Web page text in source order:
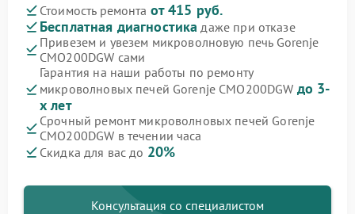
Стоимость ремонта от 415 руб.
Бесплатная диагностика даже при отказе
Привезем и увезем микроволновую печь Gorenje
CMO200DGW сами
Гарантия на наши работы по ремонту
микроволновых печей Gorenje CMO200DGW до 3-
х лет
Срочный ремонт микроволновых печей Gorenje
CMO200DGW в течении часа
Скидка для вас до 20%
Консультация со специалистом